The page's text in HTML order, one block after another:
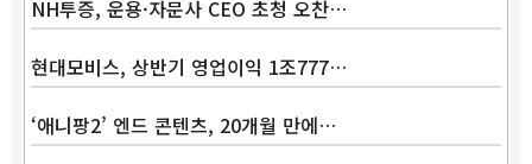
NH투증, 운용·자문사 CEO 초청 오찬…
현대모비스, 상반기 영업이익 1조777…
‘애니팡2’ 엔드 콘텐츠, 20개월 만에…